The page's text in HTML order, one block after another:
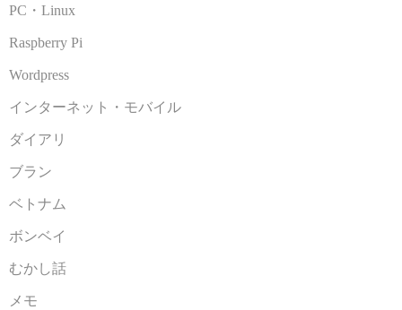
PC・Linux
Raspberry Pi
Wordpress
インターネット・モバイル
ダイアリ
ブラン
ベトナム
ボンベイ
むかし話
メモ